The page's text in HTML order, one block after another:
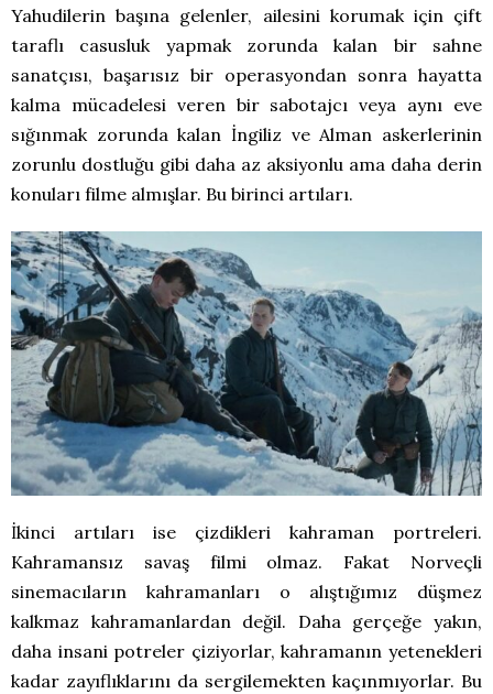
Yahudilerin başına gelenler, ailesini korumak için çift
taraflı casusluk yapmak zorunda kalan bir sahne
sanatçısı, başarısız bir operasyondan sonra hayatta
kalma mücadelesi veren bir sabotajcı veya aynı eve
sığınmak zorunda kalan İngiliz ve Alman askerlerinin
zorunlu dostluğu gibi daha az aksiyonlu ama daha derin
konuları filme almışlar. Bu birinci artıları.
İkinci artıları ise çizdikleri kahraman portreleri.
Kahramansız savaş filmi olmaz. Fakat Norveçli
sinemacıların kahramanları o alıştığımız düşmez
kalkmaz kahramanlardan değil. Daha gerçeğe yakın,
daha insani potreler çiziyorlar, kahramanın yetenekleri
kadar zayıflıklarını da sergilemekten kaçınmıyorlar. Bu